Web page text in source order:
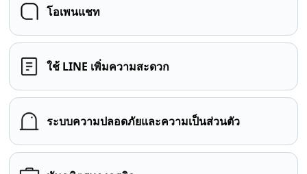
โอเพนแชท
ใช้ LINE เพิ่มความสะดวก
ระบบความปลอดภัยและความเป็นส่วนตัว